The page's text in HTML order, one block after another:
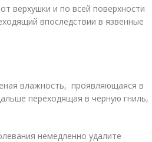
верхушки и по всей поверхности
впоследствии в язвенные
влажность, проявляющаяся в
переходящая в чёрную гниль,
немедленно удалите